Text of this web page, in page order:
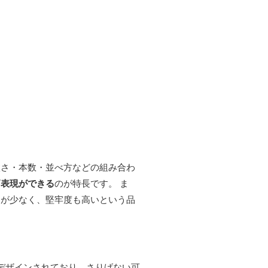
・本数・並べ方などの組み合わ
現ができるのが特長です。 ま
少なく、堅牢度も高いという品